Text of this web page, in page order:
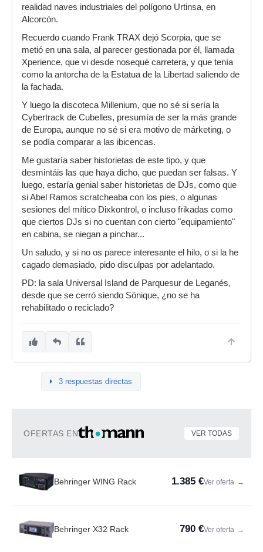
realidad naves industriales del polígono Urtinsa, en
Alcorcón.
Recuerdo cuando Frank TRAX dejó Scorpia, que se
metió en una sala, al parecer gestionada por él, llamada
Xperience, que vi desde nosequé carretera, y que tenía
como la antorcha de la Estatua de la Libertad saliendo de
la fachada.
Y luego la discoteca Millenium, que no sé si sería la
Cybertrack de Cubelles, presumía de ser la más grande
de Europa, aunque no sé si era motivo de márketing, o
se podía comparar a las ibicencas.
Me gustaría saber historietas de este tipo, y que
desmintáis las que haya dicho, que puedan ser falsas. Y
luego, estaría genial saber historietas de DJs, como que
si Abel Ramos scratcheaba con los pies, o algunas
sesiones del mítico Dixkontrol, o incluso frikadas como
que ciertos DJs si no cuentan con cierto "equipamiento"
en cabina, se niegan a pinchar...
Un saludo, y si no os parece interesante el hilo, o si la he
cagado demasiado, pido disculpas por adelantado.
PD: la sala Universal Island de Parquesur de Leganés,
desde que se cerró siendo Sönique, ¿no se ha
rehabilitado o reciclado?
3 respuestas directas
OFERTAS EN VER TODAS
Behringer WING Rack 1.385 €Ver oferta →
Behringer X32 Rack 790 €Ver oferta →